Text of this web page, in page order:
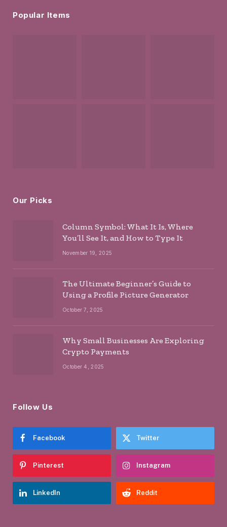
Popular Items
Our Picks
Column Symbol: What It Is, Where
You’ll See It, and How to Type It
November 19, 2025
The Ultimate Beginner’s Guide to
Using a Profile Picture Generator
October 7, 2025
Why Small Businesses Are Exploring
Crypto Payments
October 4, 2025
Follow Us
Facebook Twitter
Pinterest Instagram
LinkedIn Reddit